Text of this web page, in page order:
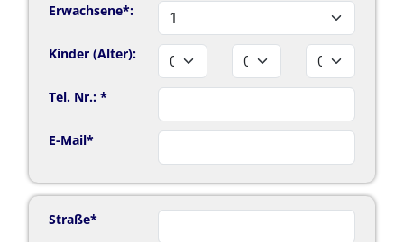
Erwachsene*:
Kinder (Alter):
Tel. Nr.: *
E-Mail*
Straße*